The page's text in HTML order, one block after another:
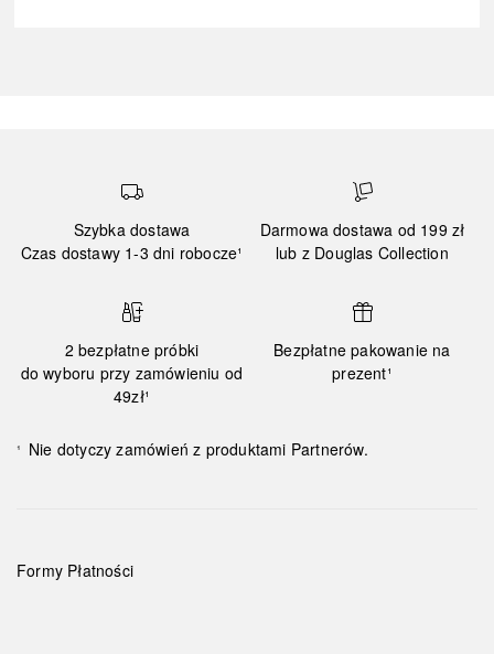
Szybka dostawa
Czas dostawy 1-3 dni robocze¹
Darmowa dostawa od 199 zł
lub z Douglas Collection
2 bezpłatne próbki
do wyboru przy zamówieniu od
49zł¹
Bezpłatne pakowanie na
prezent¹
¹ Nie dotyczy zamówień z produktami Partnerów.
Formy Płatności